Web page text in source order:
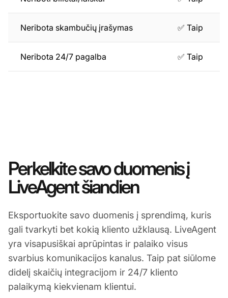
Neribota skambučių įrašymas ✅ Taip
Neribota 24/7 pagalba ✅ Taip
Perkelkite savo duomenis į
LiveAgent šiandien
Eksportuokite savo duomenis į sprendimą, kuris
gali tvarkyti bet kokią kliento užklausą. LiveAgent
yra visapusiškai aprūpintas ir palaiko visus
svarbius komunikacijos kanalus. Taip pat siūlome
didelį skaičių integracijom ir 24/7 kliento
palaikymą kiekvienam klientui.